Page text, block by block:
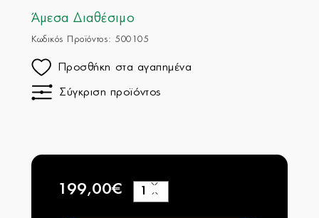
Άμεσα Διαθέσιμο
Κωδικός Προϊόντος: 500105
Προσθήκη στα αγαπημένα
Σύγκριση προϊόντος
199,00€
−
+